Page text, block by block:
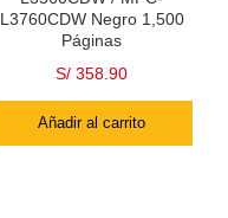
L3760CDW Negro 1,500
Páginas
S/ 358.90
Añadir al carrito